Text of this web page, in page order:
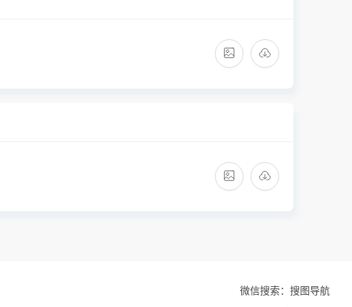
微信搜索：搜图导航